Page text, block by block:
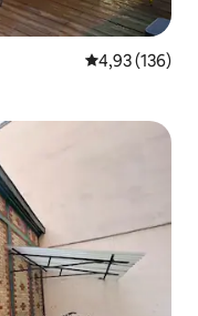
საშუალო
4,93 (136)